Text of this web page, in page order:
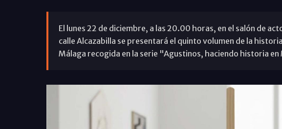
El lunes 22 de diciembre, a las 20.00 horas, en el salón de
calle Alcazabilla se presentará el quinto volumen de la
Málaga recogida en la serie "Agustinos, haciendo historia